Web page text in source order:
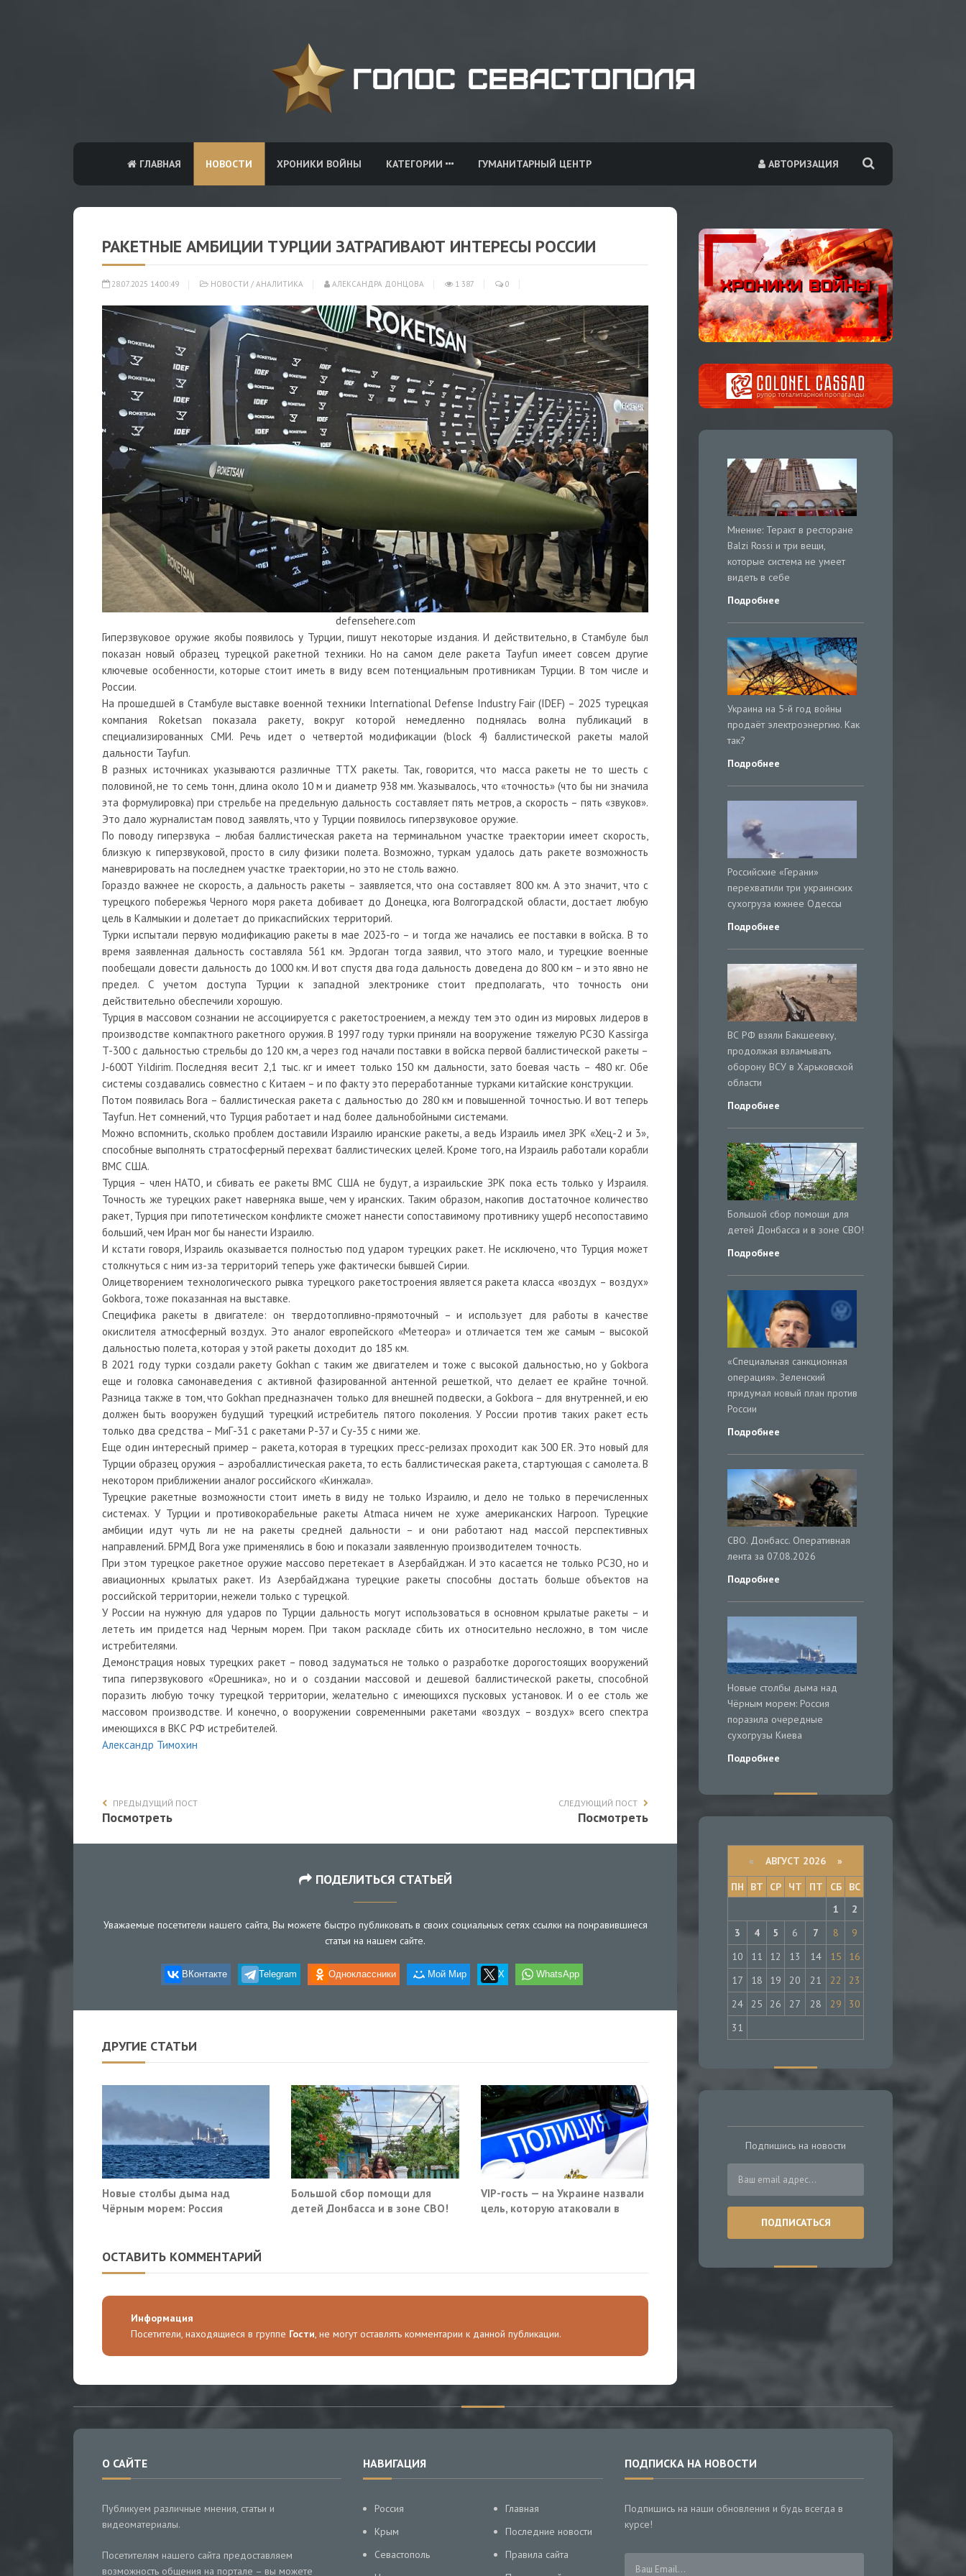
АВТОРИЗАЦИЯ
ГЛАВНАЯ НОВОСТИ ХРОНИКИ ВОЙНЫ КАТЕГОРИИ ГУМАНИТАРНЫЙ ЦЕНТР
РАКЕТНЫЕ АМБИЦИИ ТУРЦИИ ЗАТРАГИВАЮТ ИНТЕРЕСЫ РОССИИ
28.07.2025 14:00:49 НОВОСТИ / АНАЛИТИКА АЛЕКСАНДРА ДОНЦОВА 1 387 0
defensehere.com
Гиперзвуковое оружие якобы появилось у Турции, пишут некоторые издания. И действительно, в Стамбуле был
показан новый образец турецкой ракетной техники. Но на самом деле ракета Tayfun имеет совсем другие
ключевые особенности, которые стоит иметь в виду всем потенциальным противникам Турции. В том числе и
России.
На прошедшей в Стамбуле выставке военной техники International Defense Industry Fair (IDEF) – 2025 турецкая
компания Roketsan показала ракету, вокруг которой немедленно поднялась волна публикаций в
специализированных СМИ. Речь идет о четвертой модификации (block 4) баллистической ракеты малой
дальности Tayfun.
В разных источниках указываются различные ТТХ ракеты. Так, говорится, что масса ракеты не то шесть с
половиной, не то семь тонн, длина около 10 м и диаметр 938 мм. Указывалось, что «точность» (что бы ни значила
эта формулировка) при стрельбе на предельную дальность составляет пять метров, а скорость – пять «звуков».
Это дало журналистам повод заявлять, что у Турции появилось гиперзвуковое оружие.
По поводу гиперзвука – любая баллистическая ракета на терминальном участке траектории имеет скорость,
близкую к гиперзвуковой, просто в силу физики полета. Возможно, туркам удалось дать ракете возможность
маневрировать на последнем участке траектории, но это не столь важно.
Гораздо важнее не скорость, а дальность ракеты – заявляется, что она составляет 800 км. А это значит, что с
турецкого побережья Черного моря ракета добивает до Донецка, юга Волгоградской области, достает любую
цель в Калмыкии и долетает до прикаспийских территорий.
Турки испытали первую модификацию ракеты в мае 2023-го – и тогда же начались ее поставки в войска. В то
время заявленная дальность составляла 561 км. Эрдоган тогда заявил, что этого мало, и турецкие военные
пообещали довести дальность до 1000 км. И вот спустя два года дальность доведена до 800 км – и это явно не
предел. С учетом доступа Турции к западной электронике стоит предполагать, что точность они
действительно обеспечили хорошую.
Турция в массовом сознании не ассоциируется с ракетостроением, а между тем это один из мировых лидеров в
производстве компактного ракетного оружия. В 1997 году турки приняли на вооружение тяжелую РСЗО Kassirga
T-300 с дальностью стрельбы до 120 км, а через год начали поставки в войска первой баллистической ракеты –
J-600T Yildirim. Последняя весит 2,1 тыс. кг и имеет только 150 км дальности, зато боевая часть – 480 кг. Обе
системы создавались совместно с Китаем – и по факту это переработанные турками китайские конструкции.
Потом появилась Bora – баллистическая ракета с дальностью до 280 км и повышенной точностью. И вот теперь
Tayfun. Нет сомнений, что Турция работает и над более дальнобойными системами.
Можно вспомнить, сколько проблем доставили Израилю иранские ракеты, а ведь Израиль имел ЗРК «Хец-2 и 3»,
способные выполнять стратосферный перехват баллистических целей. Кроме того, на Израиль работали корабли
ВМС США.
Турция – член НАТО, и сбивать ее ракеты ВМС США не будут, а израильские ЗРК пока есть только у Израиля.
Точность же турецких ракет наверняка выше, чем у иранских. Таким образом, накопив достаточное количество
ракет, Турция при гипотетическом конфликте сможет нанести сопоставимому противнику ущерб несопоставимо
больший, чем Иран мог бы нанести Израилю.
И кстати говоря, Израиль оказывается полностью под ударом турецких ракет. Не исключено, что Турция может
столкнуться с ним из-за территорий теперь уже фактически бывшей Сирии.
Олицетворением технологического рывка турецкого ракетостроения является ракета класса «воздух – воздух»
Gokbora, тоже показанная на выставке.
Специфика ракеты в двигателе: он твердотопливно-прямоточный – и использует для работы в качестве
окислителя атмосферный воздух. Это аналог европейского «Метеора» и отличается тем же самым – высокой
дальностью полета, которая у этой ракеты доходит до 185 км.
В 2021 году турки создали ракету Gokhan с таким же двигателем и тоже с высокой дальностью, но у Gokbora
еще и головка самонаведения с активной фазированной антенной решеткой, что делает ее крайне точной.
Разница также в том, что Gokhan предназначен только для внешней подвески, а Gokbora – для внутренней, и ею
должен быть вооружен будущий турецкий истребитель пятого поколения. У России против таких ракет есть
только два средства – МиГ-31 с ракетами Р-37 и Су-35 с ними же.
Еще один интересный пример – ракета, которая в турецких пресс-релизах проходит как 300 ER. Это новый для
Турции образец оружия – аэробаллистическая ракета, то есть баллистическая ракета, стартующая с самолета. В
некотором приближении аналог российского «Кинжала».
Турецкие ракетные возможности стоит иметь в виду не только Израилю, и дело не только в перечисленных
системах. У Турции и противокорабельные ракеты Atmaca ничем не хуже американских Harpoon. Турецкие
амбиции идут чуть ли не на ракеты средней дальности – и они работают над массой перспективных
направлений. БРМД Bora уже применялись в бою и показали заявленную производителем точность.
При этом турецкое ракетное оружие массово перетекает в Азербайджан. И это касается не только РСЗО, но и
авиационных крылатых ракет. Из Азербайджана турецкие ракеты способны достать больше объектов на
российской территории, нежели только с турецкой.
У России на нужную для ударов по Турции дальность могут использоваться в основном крылатые ракеты – и
лететь им придется над Черным морем. При таком раскладе сбить их относительно несложно, в том числе
истребителями.
Демонстрация новых турецких ракет – повод задуматься не только о разработке дорогостоящих вооружений
типа гиперзвукового «Орешника», но и о создании массовой и дешевой баллистической ракеты, способной
поразить любую точку турецкой территории, желательно с имеющихся пусковых установок. И о ее столь же
массовом производстве. И конечно, о вооружении современными ракетами «воздух – воздух» всего спектра
имеющихся в ВКС РФ истребителей.
Александр Тимохин
ПРЕДЫДУЩИЙ ПОСТ
Посмотреть
СЛЕДУЮЩИЙ ПОСТ
Посмотреть
ПОДЕЛИТЬСЯ СТАТЬЕЙ
Уважаемые посетители нашего сайта, Вы можете быстро публиковать в своих социальных сетях ссылки на понравившиеся
статьи на нашем сайте.
ВКонтакте Telegram Одноклассники Мой Мир X WhatsApp
ДРУГИЕ СТАТЬИ
Новые столбы дыма над
Чёрным морем: Россия
Большой сбор помощи для
детей Донбасса и в зоне СВО!
VIP-гость — на Украине назвали
цель, которую атаковали в
ОСТАВИТЬ КОММЕНТАРИЙ
Информация
Посетители, находящиеся в группе Гости, не могут оставлять комментарии к данной публикации.
Мнение: Теракт в ресторане
Balzi Rossi и три вещи,
которые система не умеет
видеть в себе
Подробнее
Украина на 5-й год войны
продаёт электроэнергию. Как
так?
Подробнее
Российские «Герани»
перехватили три украинских
сухогруза южнее Одессы
Подробнее
ВС РФ взяли Бакшеевку,
продолжая взламывать
оборону ВСУ в Харьковской
области
Подробнее
Большой сбор помощи для
детей Донбасса и в зоне СВО!
Подробнее
«Специальная санкционная
операция». Зеленский
придумал новый план против
России
Подробнее
СВО. Донбасс. Оперативная
лента за 07.08.2026
Подробнее
Новые столбы дыма над
Чёрным морем: Россия
поразила очередные
сухогрузы Киева
Подробнее
« АВГУСТ 2026 »
ПН
ВТ СР ЧТ ПТ СБ
ВС
1
2
3
4 5 6 7 8
9
10
11 12 13 14 15
16
17
18 19 20 21 22
23
24
25 26 27 28 29
30
31
Подпишись на новости
О САЙТЕ
Публикуем различные мнения, статьи и
видеоматериалы.
Посетителям нашего сайта предоставляем
возможность общения на портале – вы можете
НАВИГАЦИЯ
Россия
Крым
Севастополь
Главная
Последние новости
Правила сайта
ПОДПИСКА НА НОВОСТИ
Подпишись на наши обновления и будь всегда в
курсе!